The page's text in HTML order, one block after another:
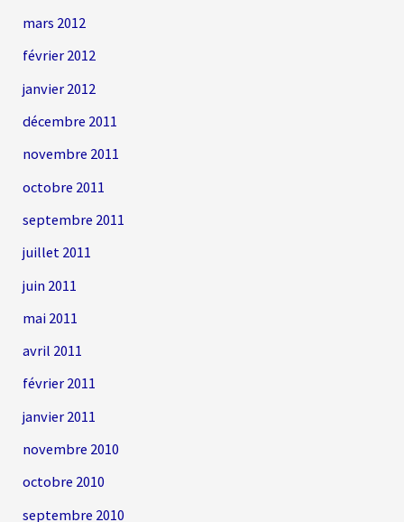
mars 2012
février 2012
janvier 2012
décembre 2011
novembre 2011
octobre 2011
septembre 2011
juillet 2011
juin 2011
mai 2011
avril 2011
février 2011
janvier 2011
novembre 2010
octobre 2010
septembre 2010